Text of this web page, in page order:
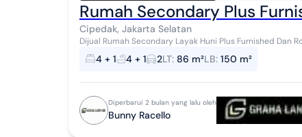
Rumah Secondary Plus
Cipedak, Jakarta Selatan
Dijual Rumah Secondary Layak Huni Plus Furnished Dan
Jagakarsa Jaksel Luas tanah : 86m2 Luas banguna...
4 + 1 4 + 1 2LT: 86 m²LB: 150 m²
Diperbarui 2 bulan yang lalu oleh
Bunny Racello